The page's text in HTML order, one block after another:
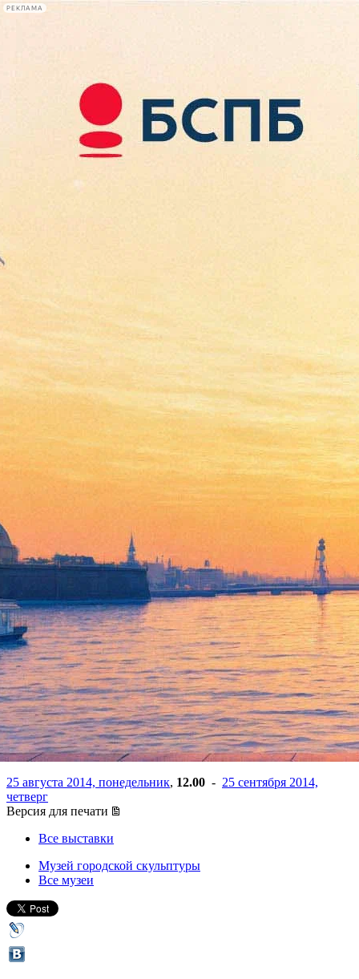
РЕКЛАМА
Сегодня:
2026.08.07
15:45
Афиша Plus
В Музее городской
скульптуры воссоздадут
атмсоферу двух столиц после
смерти Ленина
25 августа 2014, понедельник, 12.00 - 25 сентября 2014,
четверг
Версия для печати
Все выставки
Музей городской скульптуры
Все музеи